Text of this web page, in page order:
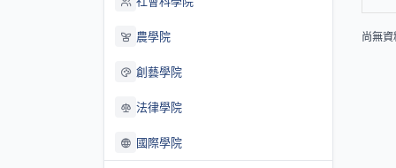
農學院
創藝學院
法律學院
國際學院
尚無資